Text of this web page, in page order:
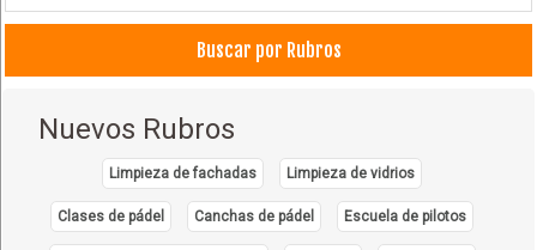
Buscar por Rubros
Nuevos Rubros
Limpieza de fachadas Limpieza de vidrios
Clases de pádel Canchas de pádel Escuela de pilotos